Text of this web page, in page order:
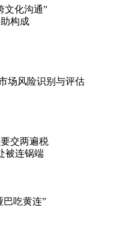
文化沟通”
构成
场风险识别与评估
交两遍税
被连锅端
巴吃黄连”